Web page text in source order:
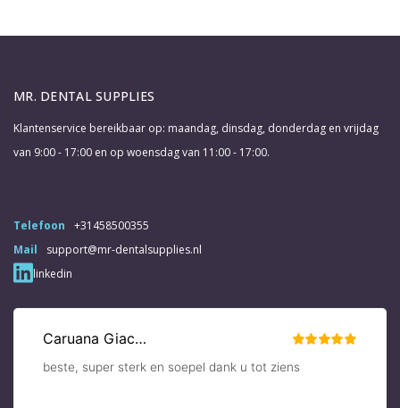
MR. DENTAL SUPPLIES
Klantenservice bereikbaar op: maandag, dinsdag, donderdag en vrijdag
van 9:00 - 17:00 en op woensdag van 11:00 - 17:00.
Telefoon
+31458500355
Mail
support@mr-dentalsupplies.nl
linkedin